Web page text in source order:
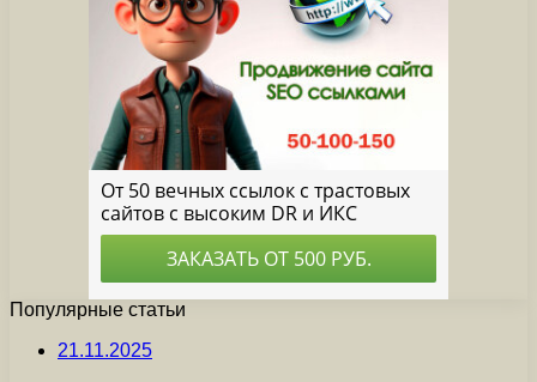
Популярные статьи
21.11.2025